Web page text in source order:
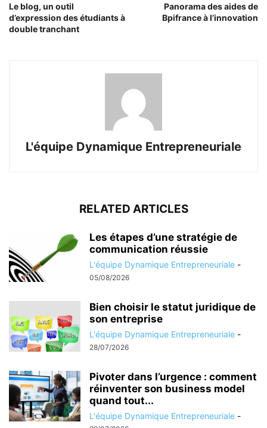
Le blog, un outil
d’expression des étudiants à
double tranchant
Panorama des aides de
Bpifrance à l’innovation
L'équipe Dynamique Entrepreneuriale
RELATED ARTICLES
Les étapes d’une stratégie de
communication réussie
L'équipe Dynamique Entrepreneuriale -
05/08/2026
Bien choisir le statut juridique de
son entreprise
L'équipe Dynamique Entrepreneuriale -
28/07/2026
Pivoter dans l’urgence : comment
réinventer son business model
quand tout...
L'équipe Dynamique Entrepreneuriale -